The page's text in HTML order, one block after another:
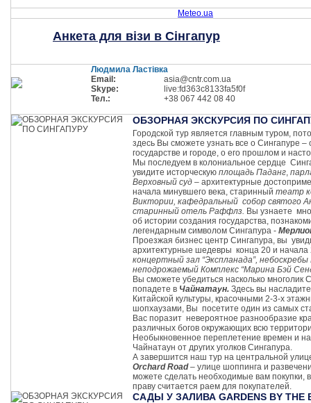
Meteo.ua
Анкета для візи в Сінгапур
Людмила Ластівка
Email:
asia@cntr.com.ua
Skype:
live:fd363c8133fa5f0f
Тел.:
+38 067 442 08 40
ОБЗОРНАЯ ЭКСКУРСИЯ ПО
Городской тур является главным туром,
здесь Вы сможете узнать все о Сингапуре –
государстве и городе, о его прошлом и
Мы последуем в колониальное сердце
увидите исторческую площадь Паданг,
Верховный суд – архитектурные
начала минувшего века, старинный театр
Виктории, кафедральный собор святого
старинный отель Раффлз. Вы узнаете
об истории создания государства,
легендарным символом Сингапура -
Проезжая бизнес центр Сингапура, вы
архитектурные шедевры конца 20 и начала
концертный зал “Экспланада”,
неподрожаемый Комплекс “Марина Бэй
Вы сможете убедиться насколько многолик
попадете в Чайнатаун. Здесь вы
Китайской культуры, красочными 2-3-х
шопхаузами, Вы посетите один из самых
Вас поразит невероятное разнообразие
различных богов окружающих всю
Необыкновенное переплетение времен и
Чайнатаун от других уголков Сингапура.
А завершится наш тур на центральной
Orchard Road– улице шоппинга и
можете сделать необходимые вам покупки,
праву считается раем для покупателей.
САДЫ У ЗАЛИВА GARDENS BY THE